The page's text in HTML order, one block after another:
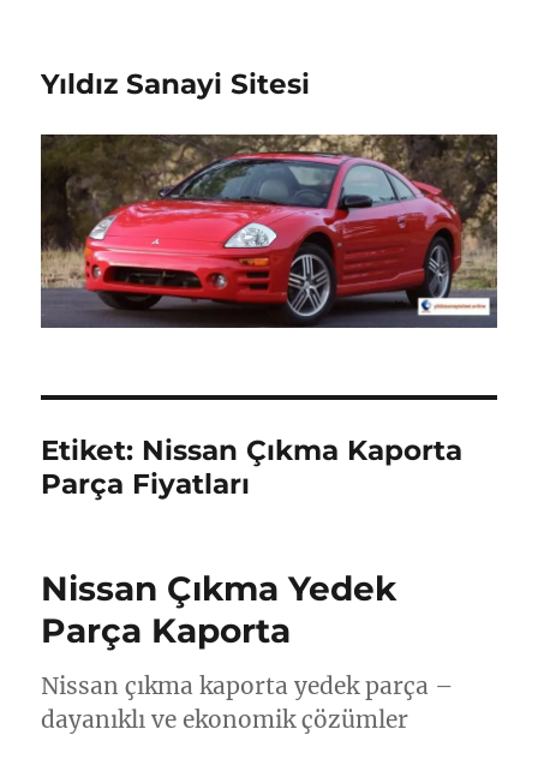
Yıldız Sanayi Sitesi
Etiket: Nissan Çıkma Kaporta
Parça Fiyatları
Nissan Çıkma Yedek
Parça Kaporta
Nissan çıkma kaporta yedek parça –
dayanıklı ve ekonomik çözümler